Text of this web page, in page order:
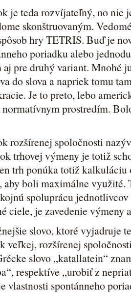
je teda rozvíjateľný, no nie
skonštruovaným.
hry TETRIS. Buď je
poriadku alebo
pre druhý variant. Mnohé
do slova a napriek tomu
Je to preto, lebo
prostredím.
rozšírenej spoločnosti
trhovej výmeny je totiž
trh ponúka totiž kalkuláciu
aby boli maximálne využité.
spoluprácu
ciele, je zavedenie výmeny
slovo, ktoré vyjadruje
veľkej, rozšírenej
slovo „katallatein“
respektíve „urobiť z
vlastnosti spontánneho